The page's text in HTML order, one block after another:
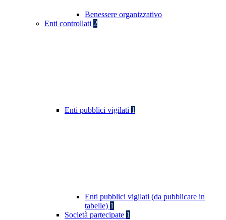
Benessere organizzativo
Enti controllati 2
Enti pubblici vigilati 1
Enti pubblici vigilati (da pubblicare in
tabelle) 1
Società partecipate 1